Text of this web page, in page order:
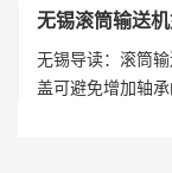
无锡滚筒输送
无锡导读：滚筒
盖可避免增加轴